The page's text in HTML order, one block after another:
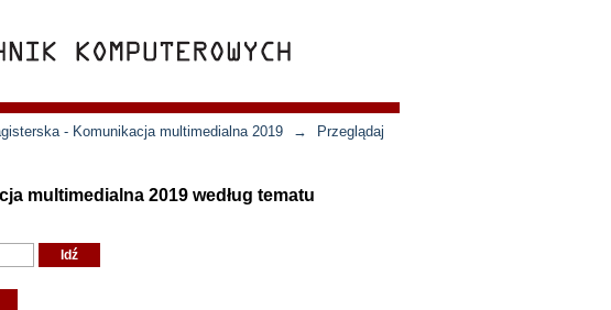
- Komunikacja multimedialna 2019 →
Przeglądaj
multimedialna 2019 według tematu